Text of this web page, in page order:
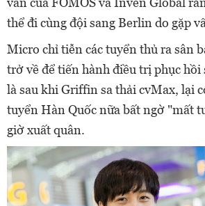
thể đi cùng đội sang Berlin do gặp
Micro chỉ tiễn các tuyển thủ ra sân
trở về để tiến hành điều trị phục hồi
là sau khi Griffin sa thải cvMax, lại
tuyển Hàn Quốc nữa bất ngờ "mất
giờ xuất quân.